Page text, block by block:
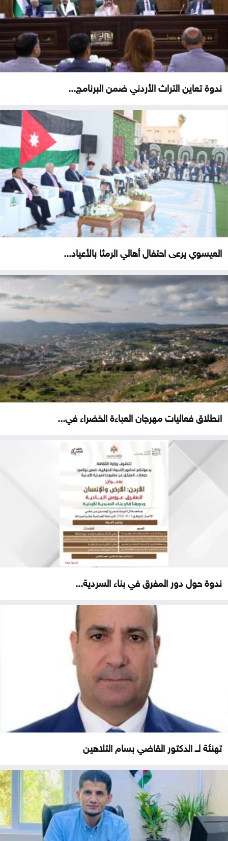
ندوة تعاين التراث الأردني ضمن البرنامج...
العيسوي يرعى احتفال أهالي الرمثا بالأعياد...
انطلاق فعاليات مهرجان العباءة الخضراء في...
ندوة حول دور المفرق في بناء السردية...
تهنئة لــ الدكتور القاضي بسام التلاهين